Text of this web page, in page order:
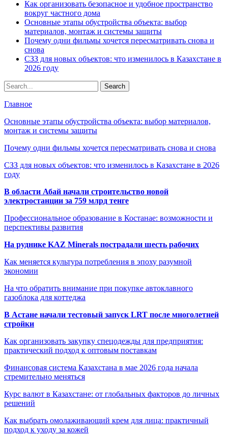
Как организовать безопасное и удобное пространство
вокруг частного дома
Основные этапы обустройства объекта: выбор
материалов, монтаж и системы защиты
Почему одни фильмы хочется пересматривать снова и
снова
СЗЗ для новых объектов: что изменилось в Казахстане в
2026 году
Главное
Основные этапы обустройства объекта: выбор материалов,
монтаж и системы защиты
Почему одни фильмы хочется пересматривать снова и снова
СЗЗ для новых объектов: что изменилось в Казахстане в 2026
году
В области Абай начали строительство новой
электростанции за 759 млрд тенге
Профессиональное образование в Костанае: возможности и
перспективы развития
На руднике KAZ Minerals пострадали шесть рабочих
Как меняется культура потребления в эпоху разумной
экономии
На что обратить внимание при покупке автоклавного
газоблока для коттеджа
В Астане начали тестовый запуск LRT после многолетней
стройки
Как организовать закупку спецодежды для предприятия:
практический подход к оптовым поставкам
Финансовая система Казахстана в мае 2026 года начала
стремительно меняться
Курс валют в Казахстане: от глобальных факторов до личных
решений
Как выбрать омолаживающий крем для лица: практичный
подход к уходу за кожей